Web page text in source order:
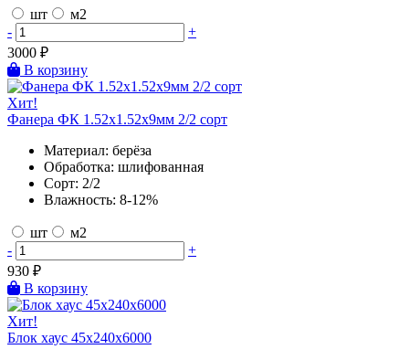
шт
м2
-
+
3000 ₽
В корзину
Хит!
Фанера ФК 1.52х1.52х9мм 2/2 сорт
Материал: берёза
Обработка: шлифованная
Сорт: 2/2
Влажность: 8-12%
шт
м2
-
+
930 ₽
В корзину
Хит!
Блок хаус 45х240х6000